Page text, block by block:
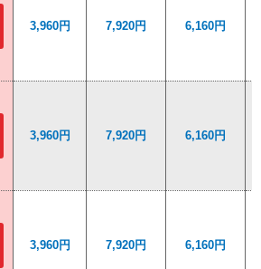
3,960円 7,920円 6,160円
3,960円 7,920円 6,160円
3,960円 7,920円 6,160円
3,960円 7,920円 6,160円
3,960円 7,920円 6,160円
3,960円 7,920円 6,160円